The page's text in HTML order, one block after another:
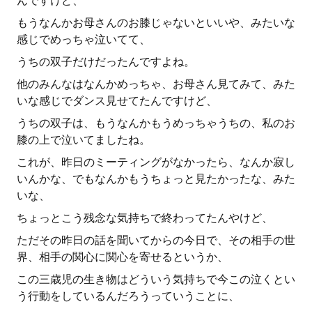
もうなんかお母さんのお膝じゃないといいや、みたいな
感じでめっちゃ泣いてて、
うちの双子だけだったんですよね。
他のみんなはなんかめっちゃ、お母さん見てみて、みた
いな感じでダンス見せてたんですけど、
うちの双子は、もうなんかもうめっちゃうちの、私のお
膝の上で泣いてましたね。
これが、昨日のミーティングがなかったら、なんか寂し
いんかな、でもなんかもうちょっと見たかったな、みた
いな、
ちょっとこう残念な気持ちで終わってたんやけど、
ただその昨日の話を聞いてからの今日で、その相手の世
界、相手の関心に関心を寄せるというか、
この三歳児の生き物はどういう気持ちで今この泣くとい
う行動をしているんだろうっていうことに、